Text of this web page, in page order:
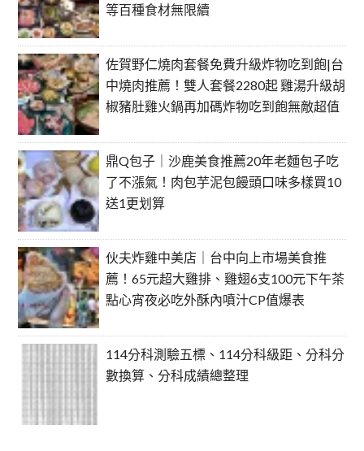
等百種食材無限續
佐賀野仁燒肉套餐免費升級炸物吃到飽|台
中燒肉推薦！雙人套餐2280起 雞湯升級胡
椒豬肚雞火鍋再加碼炸物吃到飽無敵超值
鼎Q包子｜沙鹿美食推薦20年老麵包子吃
了不漲氣！肉包芋泥包饅頭口味多樣買10
送1更划算
伙夫炸雞中美店｜台中向上市場美食推
薦！65元超大雞排、雞翅6支100元下午茶
點心宵夜必吃外酥內噴汁CP值爆表
114分科測驗五標、114分科級距、分科分
數換算、分科成績總整理